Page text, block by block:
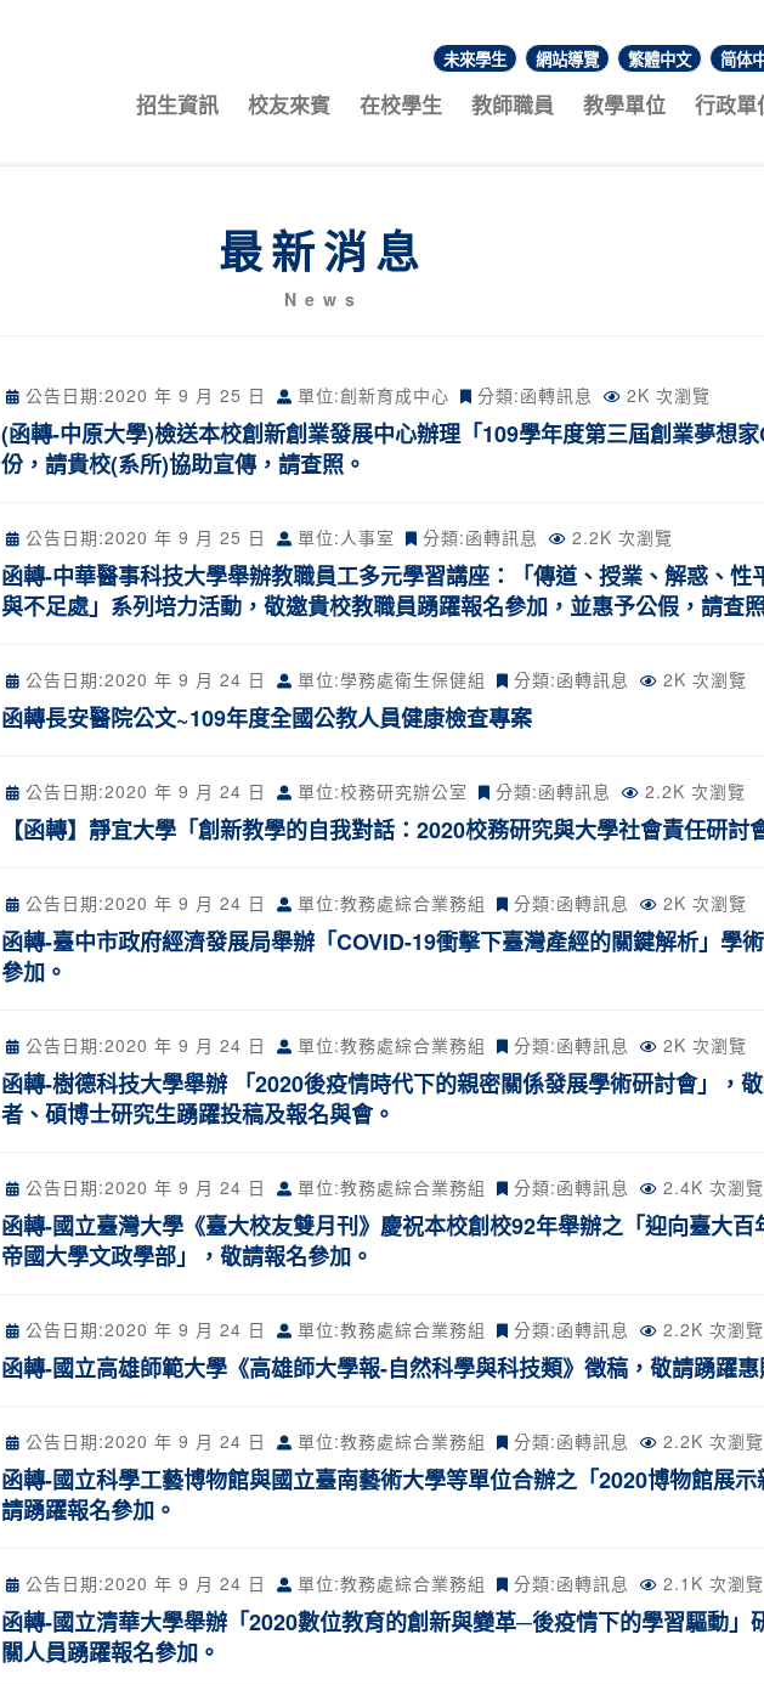
:::
未來學生 網站導覽 繁體中文 简体
招生資訊 校友來賓 在校學生 教師職員 教學單位 行政單
最新消息
News
公告日期:2020 年 9 月 25 日 單位:創新育成中心 分類:函轉訊息 2K 次瀏覽
(函轉-中原大學)檢送本校創新創業發展中心辦理「109學年度第三屆創業夢想
份，請貴校(系所)協助宣傳，請查照。
公告日期:2020 年 9 月 25 日 單位:人事室 分類:函轉訊息 2.2K 次瀏覽
函轉-中華醫事科技大學舉辦教職員工多元學習講座：「傳道、授業、解惑、性
與不足處」系列培力活動，敬邀貴校教職員踴躍報名參加，並惠予公假，請查
公告日期:2020 年 9 月 24 日 單位:學務處衛生保健組 分類:函轉訊息 2K 次瀏覽
函轉長安醫院公文~109年度全國公教人員健康檢查專案
公告日期:2020 年 9 月 24 日 單位:校務研究辦公室 分類:函轉訊息 2.2K 次瀏覽
【函轉】靜宜大學「創新教學的自我對話：2020校務研究與大學社會責任研討
公告日期:2020 年 9 月 24 日 單位:教務處綜合業務組 分類:函轉訊息 2K 次瀏覽
函轉-臺中市政府經濟發展局舉辦「COVID-19衝擊下臺灣產經的關鍵解析」學
參加。
公告日期:2020 年 9 月 24 日 單位:教務處綜合業務組 分類:函轉訊息 2K 次瀏覽
函轉-樹德科技大學舉辦 「2020後疫情時代下的親密關係發展學術研討會」，
者、碩博士研究生踴躍投稿及報名與會。
公告日期:2020 年 9 月 24 日 單位:教務處綜合業務組 分類:函轉訊息 2.4K 次瀏覽
函轉-國立臺灣大學《臺大校友雙月刊》慶祝本校創校92年舉辦之「迎向臺大
帝國大學文政學部」，敬請報名參加。
公告日期:2020 年 9 月 24 日 單位:教務處綜合業務組 分類:函轉訊息 2.2K 次瀏覽
函轉-國立高雄師範大學《高雄師大學報-自然科學與科技類》徵稿，敬請踴躍惠
公告日期:2020 年 9 月 24 日 單位:教務處綜合業務組 分類:函轉訊息 2.2K 次瀏覽
函轉-國立科學工藝博物館與國立臺南藝術大學等單位合辦之「2020博物館展示
請踴躍報名參加。
公告日期:2020 年 9 月 24 日 單位:教務處綜合業務組 分類:函轉訊息 2.1K 次瀏覽
函轉-國立清華大學舉辦「2020數位教育的創新與變革─後疫情下的學習驅動」
關人員踴躍報名參加。